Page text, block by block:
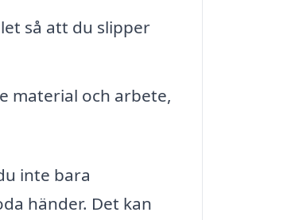
så att du slipper
material och arbete,
inte bara
händer. Det kan